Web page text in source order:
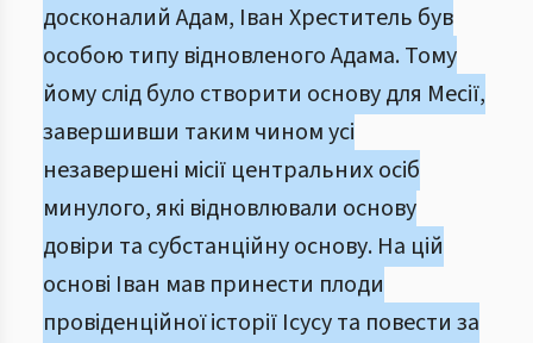
досконалий Адам, Іван Хреститель був
особою типу відновленого Адама. Тому
йому слід було створити основу для Месії,
завершивши таким чином усі
незавершені місії центральних осіб
минулого, які відновлювали основу
довіри та субстанційну основу. На цій
основі Іван мав принести плоди
провіденційної історії Ісусу та повести за